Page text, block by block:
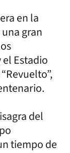
en la
gran
Estadio
del
tiempo de